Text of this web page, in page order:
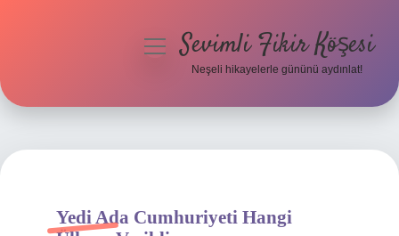
Hakkımızda
menüyüSevimli Fikir Köşesi
Neşeli hikayelerle gününü aydınlat!
Yedi Ada Cumhuriyeti Hangi